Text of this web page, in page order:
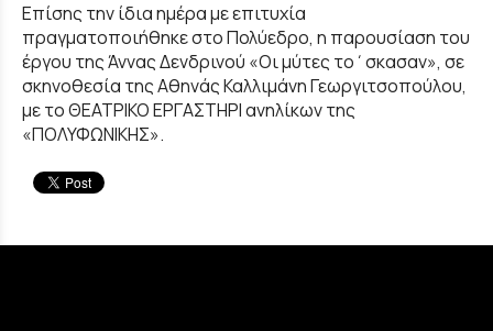
Επίσης την ίδια ημέρα με επιτυχία
πραγματοποιήθηκε στο Πολύεδρο, η παρουσίαση του
έργου της Άννας Δενδρινού «Οι μύτες το΄σκασαν», σε
σκηνοθεσία της Αθηνάς Καλλιμάνη Γεωργιτσοπούλου,
με το ΘΕΑΤΡΙΚΟ ΕΡΓΑΣΤΗΡΙ ανηλίκων της
«ΠΟΛΥΦΩΝΙΚΗΣ».